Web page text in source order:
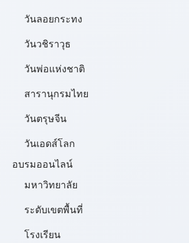
วันลอยกระทง
วันวชิราวุธ
วันพ่อแห่งชาติ
สารานุกรมไทย
วันตรุษจีน
วันเอดส์โลก
อบรมออนไลน์
มหาวิทยาลัย
ระดับเขตพื้นที่
โรงเรียน